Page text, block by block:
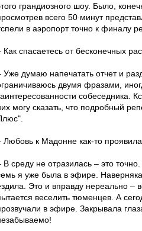
грандиозного шоу. Было,
всего 50 минут
в аэропорт точно к финалу
Как спасаетесь от бесконечных
Уже думаю напечатать отчет и
двумя фразами,
собеседника.
могу сказать, что подробный
Любовь к Мадонне как-то
В среду не отразилась – это
я уже была в эфире.
Это и вправду нереально –
веселить тюменцев. А
в эфире. Закрывала